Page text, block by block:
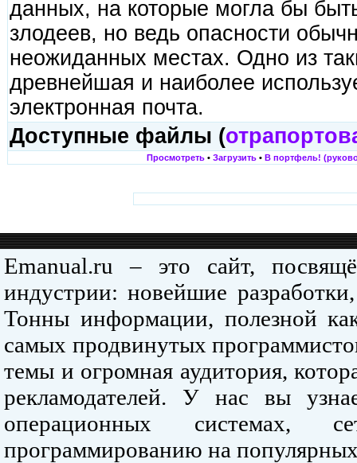
данных, на которые могла бы
злодеев, но ведь опасности
неожиданных местах. Одно из
древнейшая и наиболее
электронная почта.
Доступные файлы (
Просмотреть • Загрузить • В портфель!
Emanual.ru – это сайт,
индустрии: новейшие
Тонны информации, полезной
самых продвинутых
темы и огромная аудитория,
рекламодателей. У нас вы
операционных системах,
программированию на